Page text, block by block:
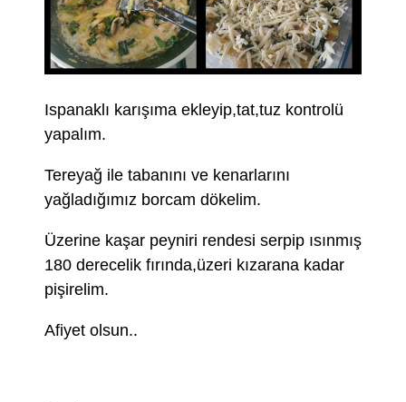
Ispanaklı karışıma ekleyip,tat,tuz kontrolü
yapalım.
Tereyağ ile tabanını ve kenarlarını
yağladığımız borcam dökelim.
Üzerine kaşar peyniri rendesi serpip ısınmış
180 derecelik fırında,üzeri kızarana kadar
pişirelim.
Afiyet olsun..